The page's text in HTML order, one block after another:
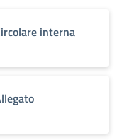
interna